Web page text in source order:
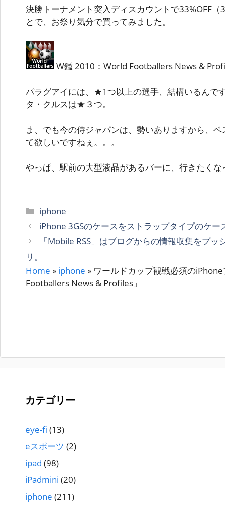
決勝トーナメント突入ディスカウントで33%OFF
とで、お祭り気分で買ってみました。
W鑑 2010：World Footballers News &
パラグアイには、★1つ以上の選手、結構いるんで
タ・クルスは★３つ。
ま、でも今の侍ジャパンは、勢いありますから、
て欲しいですねぇ。。。
やっぱ、駅前の大型液晶があるバーに、行きたく
カ
テ
ゴ
iphone
iPhone 3GSのケースをストラップタイプのケー
「Mobile RSS」はブログからの情報収集をプ
リ。
Home » iphone » ワールドカップ観戦必須の
Footballers News & Profiles」
カテゴリー
eye-fi (13)
eスポーツ (2)
ipad (98)
iPadmini (20)
iphone (211)